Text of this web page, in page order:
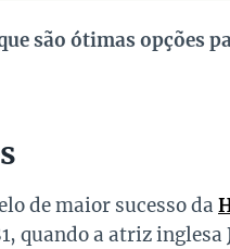
são ótimas opções
de maior sucesso da
quando a atriz inglesa